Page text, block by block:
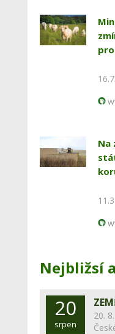
Na
Nejbližsí
20
srpen
20.